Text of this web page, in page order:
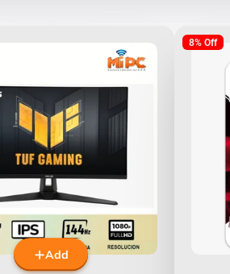
Add
8% Off